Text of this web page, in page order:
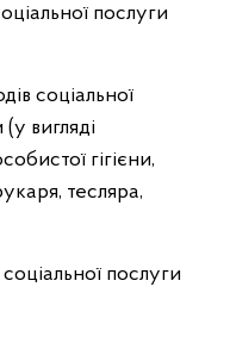
послуги
соціальної
вигляді
гігієни,
тесляра,
послуги